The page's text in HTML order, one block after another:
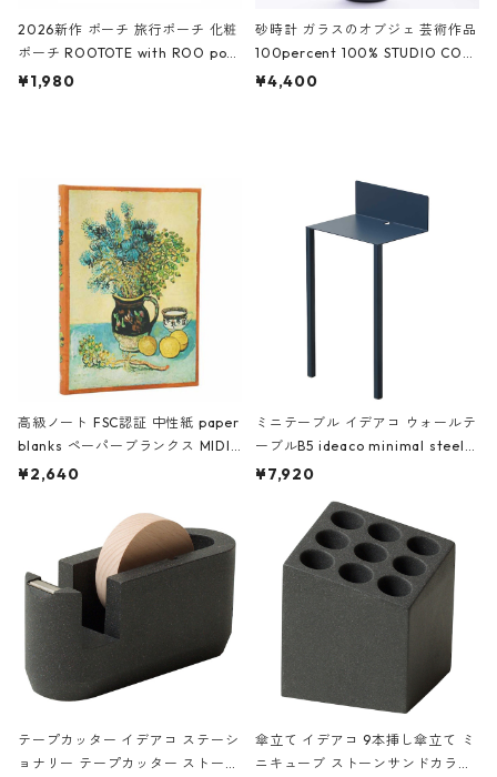
2026新作 ポーチ 旅行ポーチ 化粧
ポーチ ROOTOTE with ROO pou
ch 3532 ルートート WR.ポーチ.ラ
¥1,980
砂時計 ガラスのオブジェ 芸術作品
100percent 100% STUDIO COH
AKU Timeless 100パーセント ス
¥4,400
高級ノート FSC認証 中性紙 paper
blanks ペーパーブランクス MIDI
ハードカバー 罫線 ヴァン・ゴッホ
¥2,640
ミニテーブル イデアコ ウォールテ
ーブルB5 ideaco minimal steel f
urniture WALL Table B5 ネイビー
¥7,920
テープカッター イデアコ ステーシ
ョナリー テープカッター ストーン
傘立て イデアコ 9本挿し傘立て ミ
ニキューブ ストーンサンドカラー